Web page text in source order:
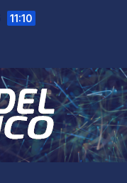
11:10